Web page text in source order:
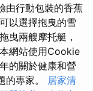
由行動包裝的香蕉
以選擇拖曳的雪
曳兩艘摩托艇，
網站使用Cookie
的關於健康和營
的專家。 居家清